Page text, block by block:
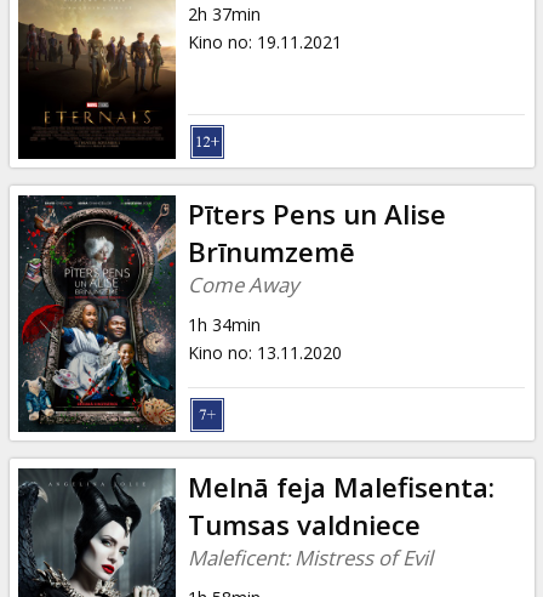
2h 37min
Kino no: 19.11.2021
Pīters Pens un Alise
Brīnumzemē
Come Away
1h 34min
Kino no: 13.11.2020
Melnā feja Malefisenta:
Tumsas valdniece
Maleficent: Mistress of Evil